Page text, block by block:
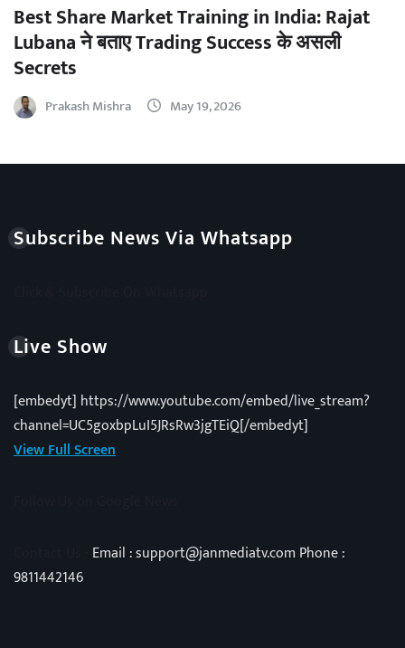
Best Share Market Training in India: Rajat
Lubana ने बताए Trading Success के असली
Secrets
Prakash Mishra May 19, 2026
Subscribe News Via Whatsapp
Live Show
[embedyt] https://www.youtube.com/embed/live_stream?
channel=UC5goxbpLuI5JRsRw3jgTEiQ[/embedyt]
View Full Screen
Email : support@janmediatv.com Phone :
9811442146